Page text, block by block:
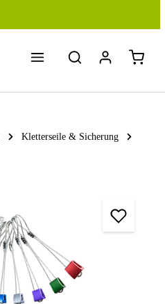
Kletterseile & Sicherung